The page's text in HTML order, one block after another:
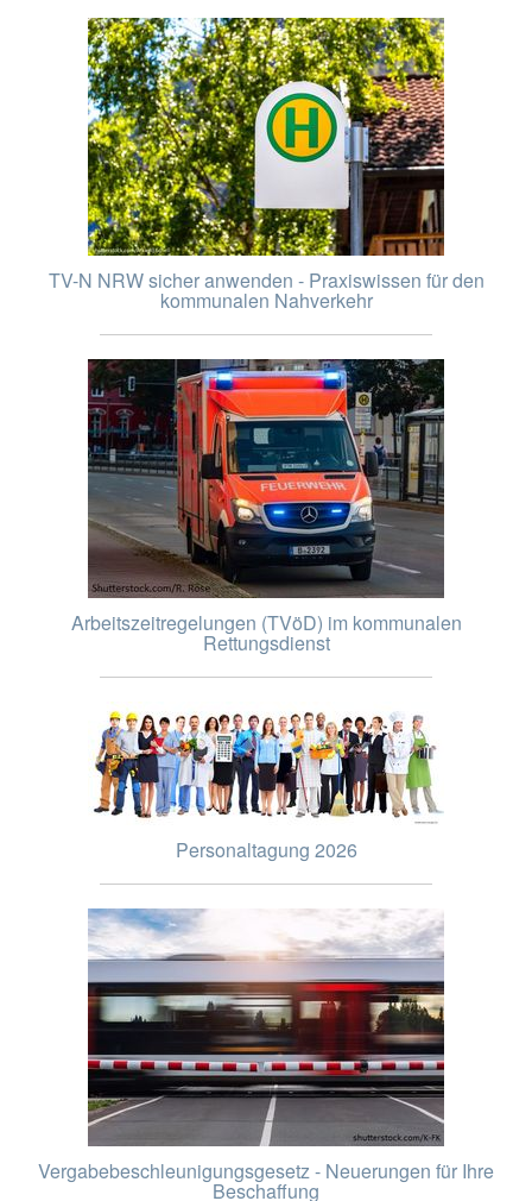
TV-N NRW sicher anwenden - Praxiswissen für den
kommunalen Nahverkehr
Arbeitszeitregelungen (TVöD) im kommunalen
Rettungsdienst
Personaltagung 2026
Vergabebeschleunigungsgesetz - Neuerungen für Ihre
Beschaffung